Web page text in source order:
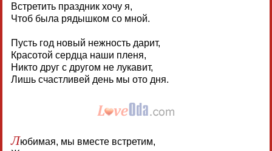
Встретить праздник хочу я,
Чтоб была рядышком со мной.
Пусть год новый нежность дарит,
Красотой сердца наши пленя,
Никто друг с другом не лукавит,
Лишь счастливей день мы ото дня.
Любимая, мы вместе встретим,